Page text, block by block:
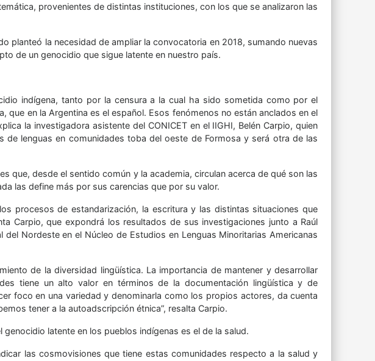
provenientes de distintas instituciones, con los que se analizaron las
planteó la necesidad de ampliar la convocatoria en 2018, sumando nuevas
de un genocidio que sigue latente en nuestro país.
indígena, tanto por la censura a la cual ha sido sometida como por el
que en la Argentina es el español. Esos fenómenos no están anclados en el
la investigadora asistente del CONICET en el IIGHI, Belén Carpio, quien
de lenguas en comunidades toba del oeste de Formosa y será otra de las
que, desde el sentido común y la academia, circulan acerca de qué son las
las define más por sus carencias que por su valor.
procesos de estandarización, la escritura y las distintas situaciones que
Carpio, que expondrá los resultados de sus investigaciones junto a Raúl
Nordeste en el Núcleo de Estudios en Lenguas Minoritarias Americanas
de la diversidad lingüística. La importancia de mantener y desarrollar
tiene un alto valor en términos de la documentación lingüística y de
foco en una variedad y denominarla como los propios actores, da cuenta
tener a la autoadscripción étnica”, resalta Carpio.
latente en los pueblos indígenas es el de la salud.
las cosmovisiones que tiene estas comunidades respecto a la salud y